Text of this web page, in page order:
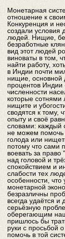
Монетарная
отношение к
Конкуренция и
создали условия
людей. Нищие,
безработные
вид этот людей
виноваты в том,
найти работу,
в Индии почти
нищие, основной
процентов Индии
численности
которые сотнями
нищите и
сводятся к тому,
опыту и своё
словами: каждый
не можем помочь
голода или
потому что сами
воевать за
над головой и
спокойствием и
слабости тех
особенности,
монетарной
безразличны
всегда удаётся
серьёзную
оберегающим
пришлось бы
руки с
помочь в той